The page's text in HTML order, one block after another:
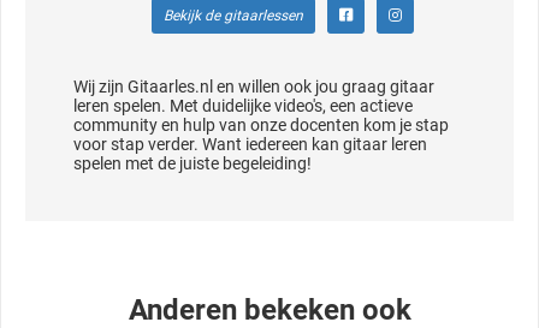
Bekijk de gitaarlessen
Wij zijn Gitaarles.nl en willen ook jou graag gitaar
leren spelen. Met duidelijke video's, een actieve
community en hulp van onze docenten kom je stap
voor stap verder. Want iedereen kan gitaar leren
spelen met de juiste begeleiding!
Anderen bekeken ook